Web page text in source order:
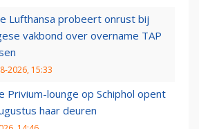
Lufthansa probeert onrust bij
vakbond over overname TAP
2026, 15:33
Privium-lounge op Schiphol opent
haar deuren